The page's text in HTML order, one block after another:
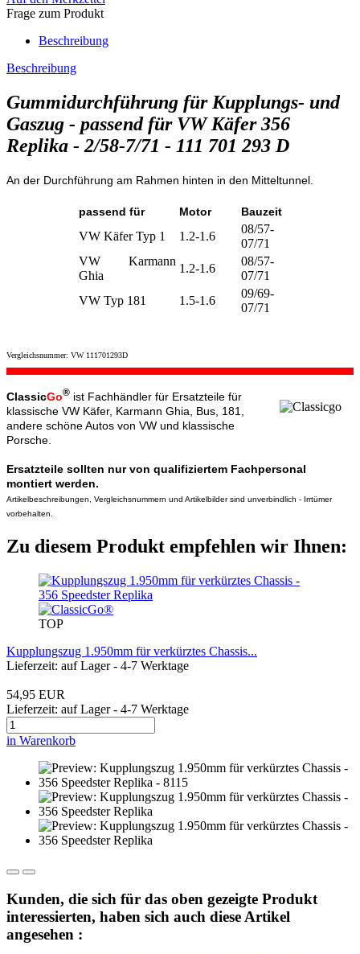
Frage zum Produkt
Beschreibung
Beschreibung
Gummidurchführung für Kupplungs- und
Gaszug - passend für VW Käfer 356
Replika - 2/58-7/71 - 111 701 293 D
An der Durchführung am Rahmen hinten in den Mitteltunnel.
passend für Motor Bauzeit
VW Käfer Typ 1 1.2-1.6
08/57-
07/71
VW Karmann
Ghia
1.2-1.6
08/57-
07/71
VW Typ 181
1.5-1.6
09/69-
07/71
Vergleichsnummer: VW 111701293D
ClassicGo® ist Fachhändler für Ersatzteile für
klassische VW Käfer, Karmann Ghia, Bus, 181,
andere schöne Autos von VW und klassische
Porsche.
Ersatzteile sollten nur von qualifiziertem Fachpersonal
montiert werden.
Artikelbeschreibungen, Vergleichsnummern und Artikelbilder sind unverbindlich - Irrtümer
vorbehalten.
Zu diesem Produkt empfehlen wir Ihnen:
TOP
Kupplungszug 1.950mm für verkürztes Chassis...
Lieferzeit: auf Lager - 4-7 Werktage
54,95 EUR
Lieferzeit: auf Lager - 4-7 Werktage
in Warenkorb
Kunden, die sich für das oben gezeigte Produkt
interessierten, haben sich auch diese Artikel
angesehen :